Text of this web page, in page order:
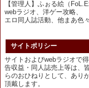
【管理人】ふぉる絵（
webラジオ、洋ゲー攻略、
エロ同人誌活動、他まあ色々
サイトポリシー
サイトおよびwebラジオで
告収益・同人誌売上等は、
らのおひねりとして、あり
頂戴します。